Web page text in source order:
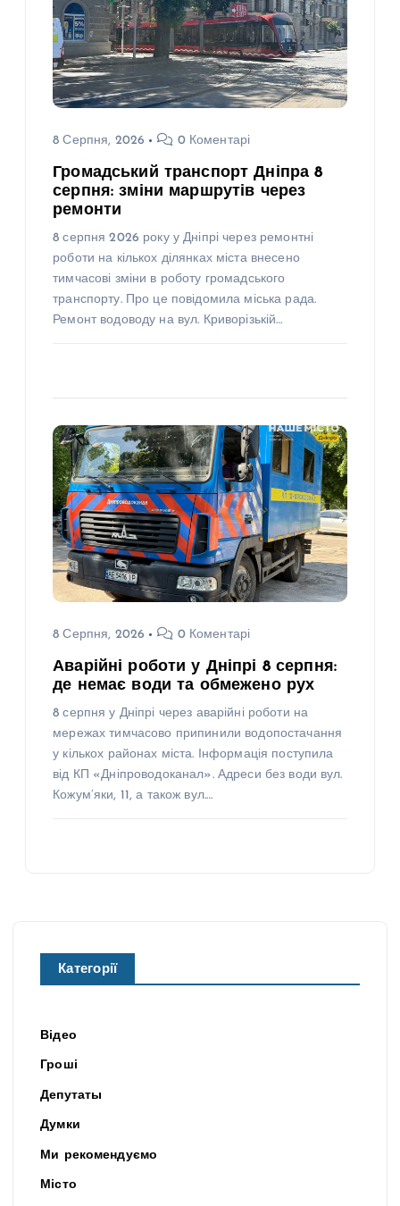
8 Серпня, 2026 0 Коментарі
Громадський транспорт Дніпра 8
серпня: зміни маршрутів через
ремонти
8 серпня 2026 року у Дніпрі через ремонтні
роботи на кількох ділянках міста внесено
тимчасові зміни в роботу громадського
транспорту. Про це повідомила міська рада.
Ремонт водоводу на вул. Криворізькій…
8 Серпня, 2026 0 Коментарі
Аварійні роботи у Дніпрі 8 серпня:
де немає води та обмежено рух
8 серпня у Дніпрі через аварійні роботи на
мережах тимчасово припинили водопостачання
у кількох районах міста. Інформація поступила
від КП «Дніпроводоканал». Адреси без води вул.
Кожум’яки, 11, а також вул.…
Категорії
Відео
Гроші
Депутаты
Думки
Ми рекомендуємо
Місто